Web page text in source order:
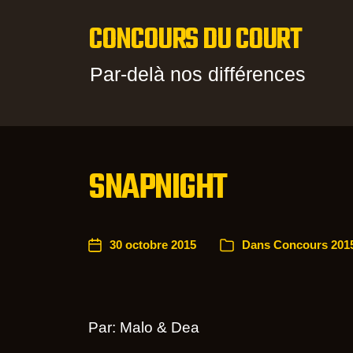
CONCOURS DU COURT
Par-delà nos différences
SNAPNIGHT
30 octobre 2015 Dans Concours
Par: Malo & Dea